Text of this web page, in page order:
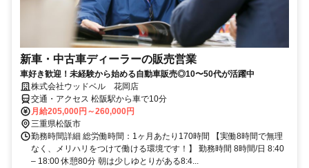
新車・中古車ディーラーの販売営業
車好き歓迎！未経験から始める自動車販売◎10〜50代が活躍中
株式会社ウッドベル 花岡店
交通・アクセス 松阪駅から車で10分
月給205,000円～260,000円
三重県松阪市
勤務時間詳細 総労働時間：1ヶ月あたり170時間 【実働8時間で無理
なく、メリハリをつけて働ける環境です！】 勤務時間 8時間/日 8:40
– 18:00 休憩80分 朝は少しゆとりがある8:4...